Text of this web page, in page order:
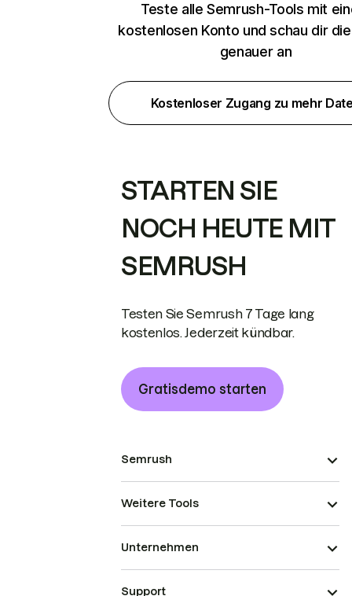
Teste alle Semrush-Tools mit
kostenlosen Konto und schau dir
genauer an
Kostenloser Zugang zu mehr
STARTEN SIE
NOCH HEUTE MIT
SEMRUSH
Testen Sie Semrush 7 Tage lang
kostenlos. Jederzeit kündbar.
Gratisdemo starten
Semrush
Weitere Tools
Unternehmen
Support